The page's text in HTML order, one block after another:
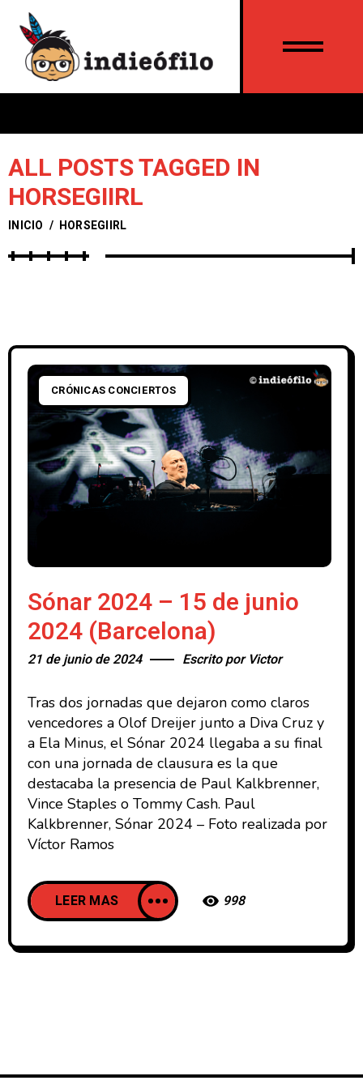
ALL POSTS TAGGED IN
HORSEGIIRL
INICIO / HORSEGIIRL
CRÓNICAS CONCIERTOS
Sónar 2024 – 15 de junio
2024 (Barcelona)
21 de junio de 2024 Escrito por Victor
Tras dos jornadas que dejaron como claros
vencedores a Olof Dreijer junto a Diva Cruz y
a Ela Minus, el Sónar 2024 llegaba a su final
con una jornada de clausura es la que
destacaba la presencia de Paul Kalkbrenner,
Vince Staples o Tommy Cash. Paul
Kalkbrenner, Sónar 2024 – Foto realizada por
Víctor Ramos
LEER MAS 998